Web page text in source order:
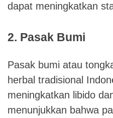
dapat meningkatkan
2. Pasak Bumi
Pasak bumi atau
herbal tradisional
meningkatkan libido
menunjukkan bahwa